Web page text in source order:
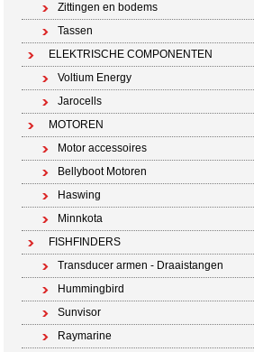
Zittingen en bodems
Tassen
ELEKTRISCHE COMPONENTEN
Voltium Energy
Jarocells
MOTOREN
Motor accessoires
Bellyboot Motoren
Haswing
Minnkota
FISHFINDERS
Transducer armen - Draaistangen
Hummingbird
Sunvisor
Raymarine